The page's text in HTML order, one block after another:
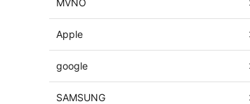
MVNO
Apple
google
SAMSUNG